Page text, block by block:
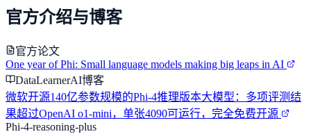
官方介绍与博客
官方论文
One year of Phi: Small language models making big leaps in AI
DataLearnerAI博客
微软开源140亿参数规模的Phi-4推理版本大模型：多项评测结
果超过OpenAI o1-mini，单张4090可运行，完全免费开源
Phi-4-reasoning-plus